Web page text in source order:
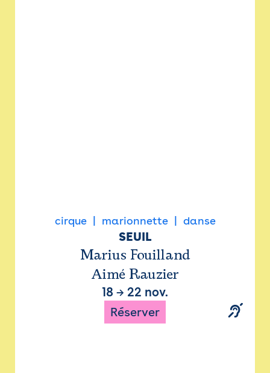
cirque marionnette danse
SEUIL
Marius Fouilland
Aimé Rauzier
18 → 22 nov.
Réserver